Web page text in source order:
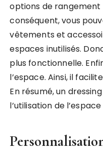
options de
conséquent, vous
vêtements et
espaces inutilisés.
plus fonctionnelle.
l’espace. Ainsi, il
En résumé, un
l’utilisation de